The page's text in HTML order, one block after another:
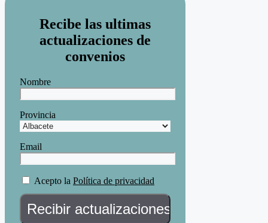
Recibe las ultimas
actualizaciones de
convenios
Nombre
Provincia
Email
Acepto la Política de privacidad